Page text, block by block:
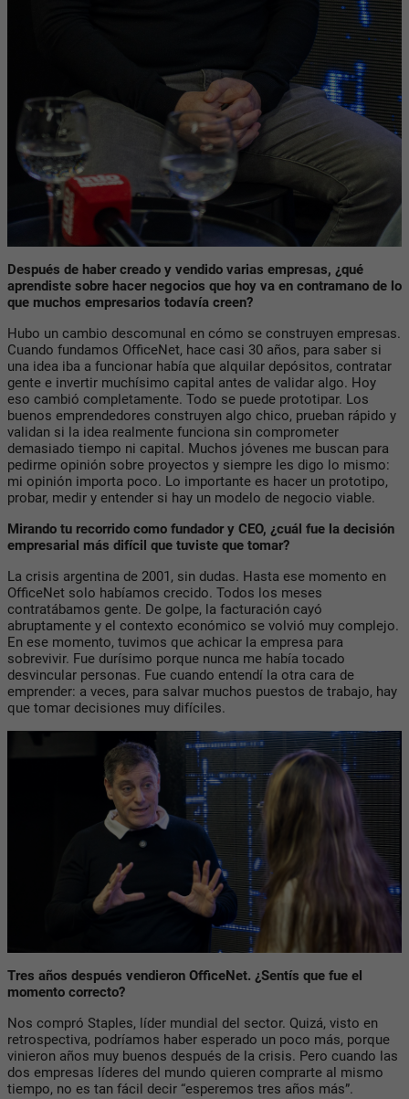
Después de haber creado y vendido varias empresas, ¿qué
aprendiste sobre hacer negocios que hoy va en contramano de lo
que muchos empresarios todavía creen?
Hubo un cambio descomunal en cómo se construyen empresas.
Cuando fundamos OfficeNet, hace casi 30 años, para saber si
una idea iba a funcionar había que alquilar depósitos, contratar
gente e invertir muchísimo capital antes de validar algo. Hoy
eso cambió completamente. Todo se puede prototipar. Los
buenos emprendedores construyen algo chico, prueban rápido y
validan si la idea realmente funciona sin comprometer
demasiado tiempo ni capital. Muchos jóvenes me buscan para
pedirme opinión sobre proyectos y siempre les digo lo mismo:
mi opinión importa poco. Lo importante es hacer un prototipo,
probar, medir y entender si hay un modelo de negocio viable.
Mirando tu recorrido como fundador y CEO, ¿cuál fue la decisión
empresarial más difícil que tuviste que tomar?
La crisis argentina de 2001, sin dudas. Hasta ese momento en
OfficeNet solo habíamos crecido. Todos los meses
contratábamos gente. De golpe, la facturación cayó
abruptamente y el contexto económico se volvió muy complejo.
En ese momento, tuvimos que achicar la empresa para
sobrevivir. Fue durísimo porque nunca me había tocado
desvincular personas. Fue cuando entendí la otra cara de
emprender: a veces, para salvar muchos puestos de trabajo, hay
que tomar decisiones muy difíciles.
Tres años después vendieron OfficeNet. ¿Sentís que fue el
momento correcto?
Nos compró Staples, líder mundial del sector. Quizá, visto en
retrospectiva, podríamos haber esperado un poco más, porque
vinieron años muy buenos después de la crisis. Pero cuando las
dos empresas líderes del mundo quieren comprarte al mismo
tiempo, no es tan fácil decir “esperemos tres años más”.